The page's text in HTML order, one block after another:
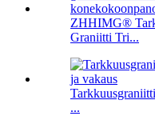
ZHHIMG®
Graniitti Tri...
...